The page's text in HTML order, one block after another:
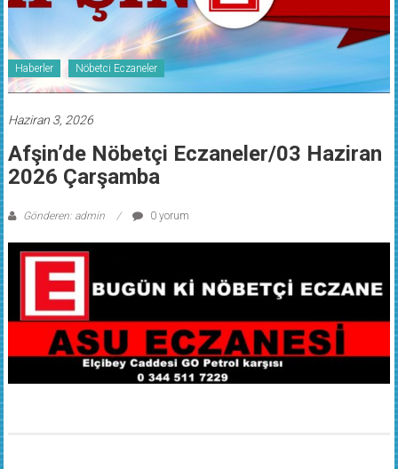
Haberler Nöbetci Eczaneler
Haziran 3, 2026
Afşin’de Nöbetçi Eczaneler/03 Haziran
2026 Çarşamba
Gönderen: admin 0 yorum